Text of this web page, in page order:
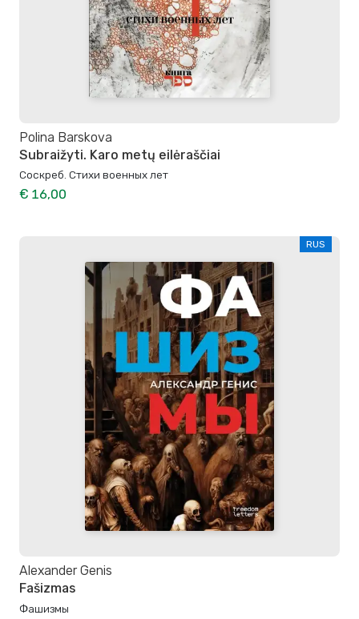
Polina Barskova
Subraižyti. Karo metų eilėraščiai
Соскреб. Стихи военных лет
€ 16,00
RUS
Alexander Genis
Fašizmas
Фашизмы